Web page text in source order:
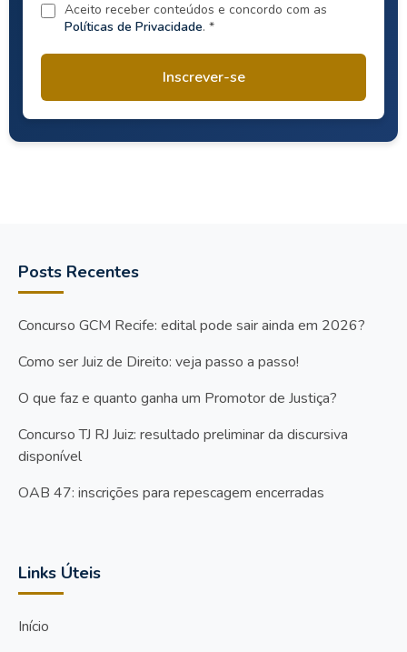
Aceito receber conteúdos e concordo com as
Políticas de Privacidade. *
Inscrever-se
Posts Recentes
Concurso GCM Recife: edital pode sair ainda em 2026?
Como ser Juiz de Direito: veja passo a passo!
O que faz e quanto ganha um Promotor de Justiça?
Concurso TJ RJ Juiz: resultado preliminar da discursiva
disponível
OAB 47: inscrições para repescagem encerradas
Links Úteis
Início